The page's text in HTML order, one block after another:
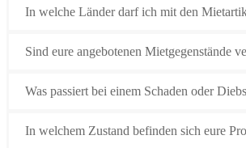
In welche Länder darf ich mit den
Sind eure angebotenen Mietgegenstände
Was passiert bei einem Schaden oder
In welchem Zustand befinden sich eure